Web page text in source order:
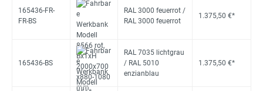
165436-FR-
FR-BS
RAL 3000 feuerrot /
RAL 3000 feuerrot
1.375,50 €*
165436-BS
RAL 7035 lichtgrau
/ RAL 5010
enzianblau
1.375,50 €*